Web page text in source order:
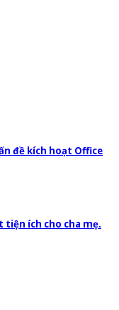
đề kích hoạt Office
tiện ích cho cha mẹ.